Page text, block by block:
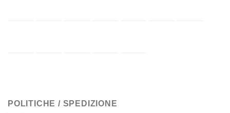
POLITICHE / SPEDIZIONE